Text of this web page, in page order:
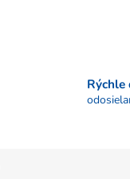
Rýchle